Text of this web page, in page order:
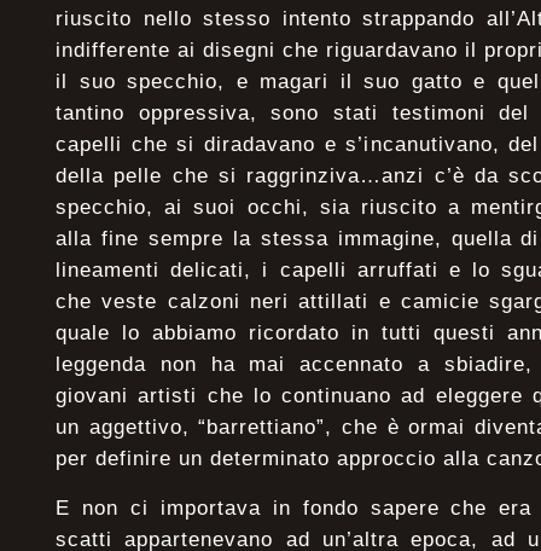
riuscito nello stesso intento strappando
indifferente ai disegni che riguardavano il
il suo specchio, e magari il suo gatto e
tantino oppressiva, sono stati testimoni
capelli che si diradavano e s’incanutivano,
della pelle che si raggrinziva…anzi c’è da
specchio, ai suoi occhi, sia riuscito a
alla fine sempre la stessa immagine, quella
lineamenti delicati, i capelli arruffati e lo
che veste calzoni neri attillati e camicie
quale lo abbiamo ricordato in tutti questi
leggenda non ha mai accennato a
giovani artisti che lo continuano ad eleggere
un aggettivo, “barrettiano”, che è ormai
per definire un determinato approccio alla
E non ci importava in fondo sapere che
scatti appartenevano ad un’altra epoca, ad